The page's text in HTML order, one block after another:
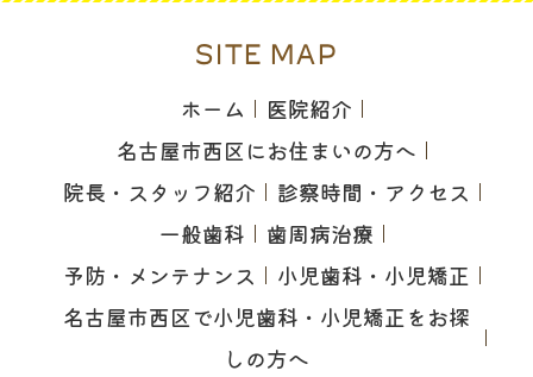
SITE MAP
ホーム
医院紹介
名古屋市西区にお住まいの方へ
院長・スタッフ紹介
診察時間・アクセス
一般歯科
歯周病治療
予防・メンテナンス
小児歯科・小児矯正
名古屋市西区で小児歯科・小児矯正をお探
しの方へ